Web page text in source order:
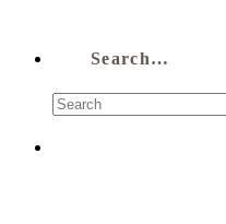
Search…